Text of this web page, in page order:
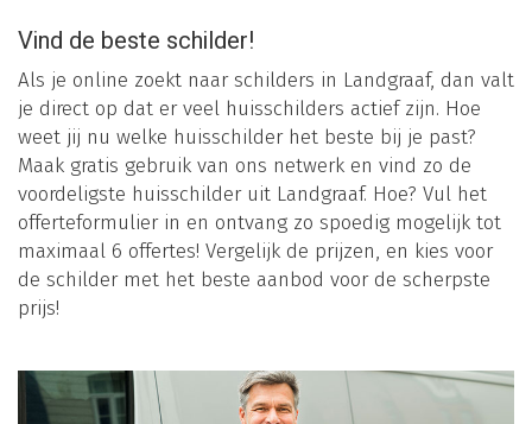
Vind de beste schilder!
Als je online zoekt naar schilders in Landgraaf, dan valt
je direct op dat er veel huisschilders actief zijn. Hoe
weet jij nu welke huisschilder het beste bij je past?
Maak gratis gebruik van ons netwerk en vind zo de
voordeligste huisschilder uit Landgraaf. Hoe? Vul het
offerteformulier in en ontvang zo spoedig mogelijk tot
maximaal 6 offertes! Vergelijk de prijzen, en kies voor
de schilder met het beste aanbod voor de scherpste
prijs!